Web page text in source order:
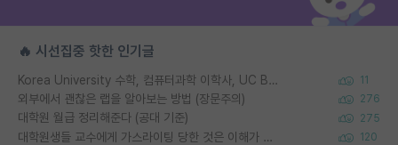
🔥 시선집중 핫한 인기글
Korea University 수학, 컴퓨터과학 이학사, UC Berkeley 산업공학 대학원 공학박사가 되는 것은 쉽지 않겠죠? 11
외부에서 괜찮은 랩을 알아보는 방법 (장문주의) 276
대학원 월급 정리해준다 (공대 기준) 275
대학원생들 교수에게 가스라이팅 당한 것은 이해가 갑니다. 안타깝네요. 120